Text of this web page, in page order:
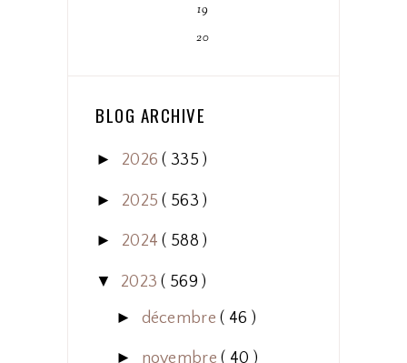
19
20
BLOG ARCHIVE
► 2026( 335 )
► 2025( 563 )
► 2024( 588 )
▼ 2023( 569 )
► décembre( 46 )
► novembre( 40 )